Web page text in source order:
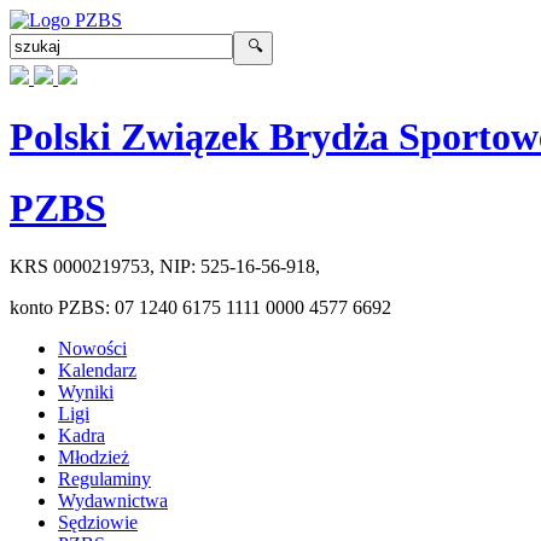
Polski Związek Brydża
PZBS
KRS 0000219753, NIP: 525-16-56-918,
konto PZBS: 07 1240 6175 1111 0000 4577 6692
Nowości
Kalendarz
Wyniki
Ligi
Kadra
Młodzież
Regulaminy
Wydawnictwa
Sędziowie